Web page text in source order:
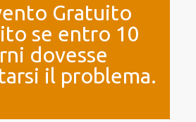
Gratuito
se entro 10
dovesse
il problema.